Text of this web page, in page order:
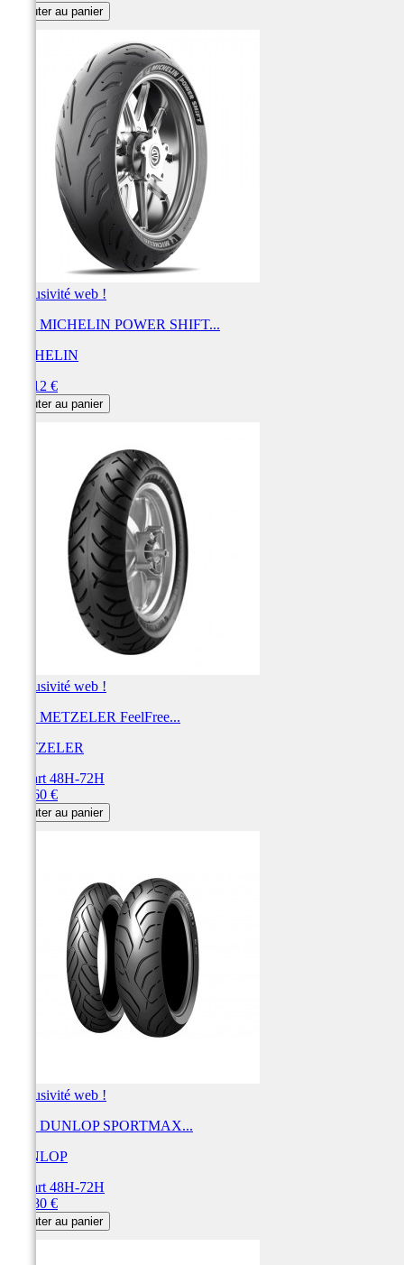
Ajouter au panier
Exclusivité web !
Pneu MICHELIN POWER SHIFT...
MICHELIN
228,12 €
Ajouter au panier
Exclusivité web !
Pneu METZELER FeelFree...
METZELER
Départ 48H-72H
225,60 €
Ajouter au panier
Exclusivité web !
Pneu DUNLOP SPORTMAX...
DUNLOP
Départ 48H-72H
223,80 €
Ajouter au panier